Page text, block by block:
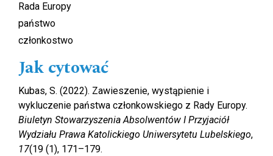
Rada Europy
państwo
członkostwo
Jak cytować
Kubas, S. (2022). Zawieszenie, wystąpienie i
wykluczenie państwa członkowskiego z Rady Europy.
Biuletyn Stowarzyszenia Absolwentów I Przyjaciół
Wydziału Prawa Katolickiego Uniwersytetu Lubelskiego,
17(19 (1), 171–179.